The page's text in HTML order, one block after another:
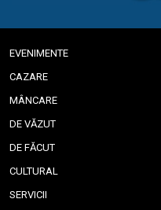
EVENIMENTE
CAZARE
MÂNCARE
DE VĂZUT
DE FĂCUT
CULTURAL
SERVICII